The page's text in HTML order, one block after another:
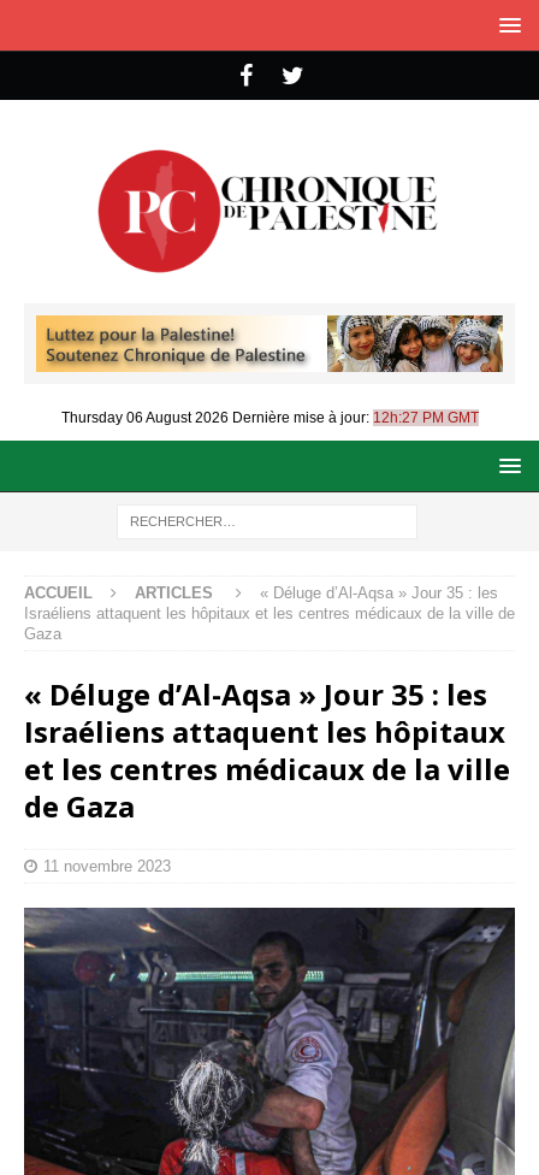
Thursday 06 August 2026 Dernière mise à jour: 12h:27 PM GMT
ACCUEIL ARTICLES
« Déluge d’Al-Aqsa » Jour 35 : les
Israéliens attaquent les hôpitaux et les centres médicaux de la ville de
Gaza
« Déluge d’Al-Aqsa » Jour 35 : les
Israéliens attaquent les hôpitaux
et les centres médicaux de la ville
de Gaza
11 novembre 2023